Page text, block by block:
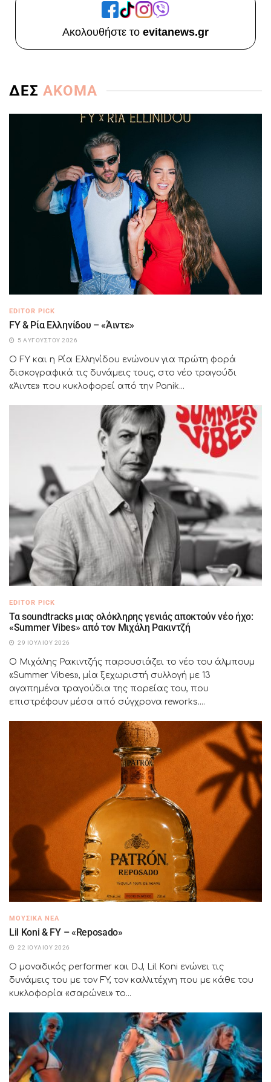
Ακολουθήστε το evitanews.gr
ΔΕΣ ΑΚΟΜΑ
EDITOR PICK
FY & Ρία Ελληνίδου – «Άιντε»
5 ΑΥΓΟΎΣΤΟΥ 2026
Ο FY και η Ρία Ελληνίδου ενώνουν για πρώτη φορά
δισκογραφικά τις δυνάμεις τους, στο νέο τραγούδι
«Άιντε» που κυκλοφορεί από την Panik...
EDITOR PICK
Τα soundtracks μιας ολόκληρης γενιάς αποκτούν νέο ήχο:
«Summer Vibes» από τον Μιχάλη Ρακιντζή
29 ΙΟΥΛΊΟΥ 2026
Ο Μιχάλης Ρακιντζής παρουσιάζει το νέο του άλμπουμ
«Summer Vibes», μία ξεχωριστή συλλογή με 13
αγαπημένα τραγούδια της πορείας του, που
επιστρέφουν μέσα από σύγχρονα reworks....
ΜΟΥΣΙΚΆ ΝΈΑ
Lil Koni & FY – «Reposado»
22 ΙΟΥΛΊΟΥ 2026
Ο μοναδικός performer και DJ, Lil Koni ενώνει τις
δυνάμεις του με τον FY, τον καλλιτέχνη που με κάθε του
κυκλοφορία «σαρώνει» το...